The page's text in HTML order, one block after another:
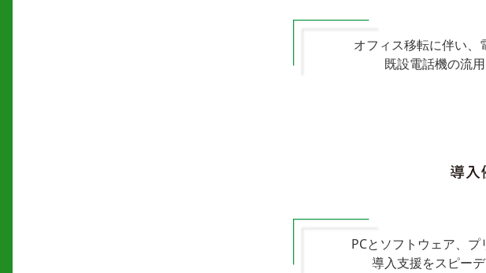
オフィス移転に伴い、
既設電話機の流
PCとソフトウェア、
導入支援をスピー